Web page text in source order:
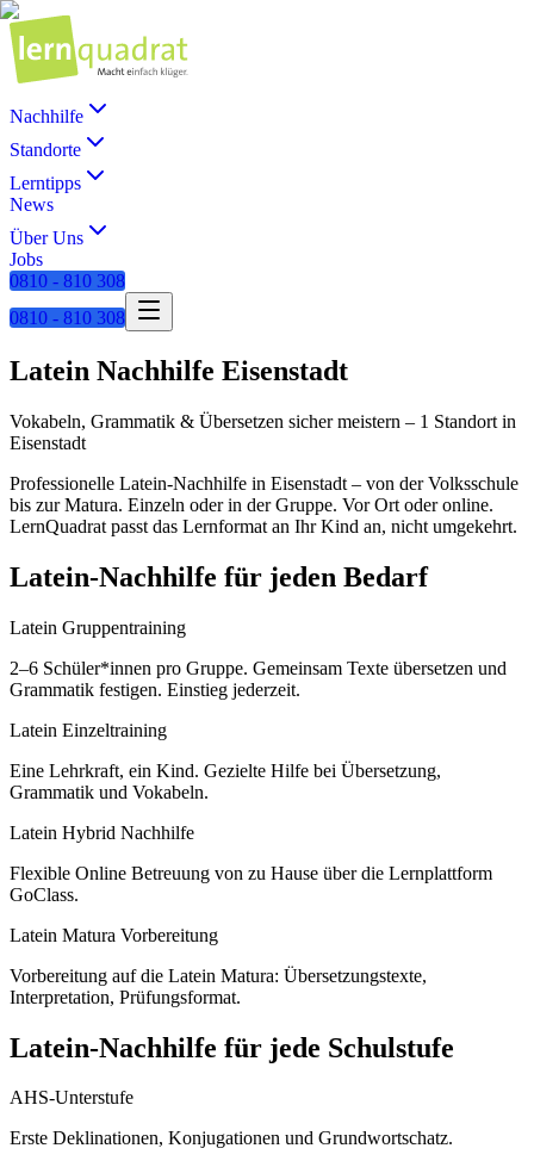
Nachhilfe
Standorte
Lerntipps
News
Über Uns
Jobs
0810 - 810 308
0810 - 810 308
Latein Nachhilfe Eisenstadt
Vokabeln, Grammatik & Übersetzen sicher meistern – 1 Standort in
Eisenstadt
Professionelle Latein-Nachhilfe in Eisenstadt – von der Volksschule
bis zur Matura. Einzeln oder in der Gruppe. Vor Ort oder online.
LernQuadrat passt das Lernformat an Ihr Kind an, nicht umgekehrt.
Latein-Nachhilfe für jeden Bedarf
Latein Gruppentraining
2–6 Schüler*innen pro Gruppe. Gemeinsam Texte übersetzen und
Grammatik festigen. Einstieg jederzeit.
Latein Einzeltraining
Eine Lehrkraft, ein Kind. Gezielte Hilfe bei Übersetzung,
Grammatik und Vokabeln.
Latein Hybrid Nachhilfe
Flexible Online Betreuung von zu Hause über die Lernplattform
GoClass.
Latein Matura Vorbereitung
Vorbereitung auf die Latein Matura: Übersetzungstexte,
Interpretation, Prüfungsformat.
Latein-Nachhilfe für jede Schulstufe
AHS-Unterstufe
Erste Deklinationen, Konjugationen und Grundwortschatz.